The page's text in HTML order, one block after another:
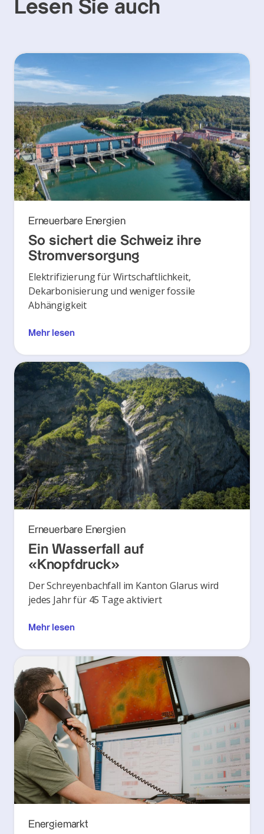
Lesen Sie auch
Erneuerbare Energien
So sichert die Schweiz ihre
Stromversorgung
Elektrifizierung für Wirtschaftlichkeit,
Dekarbonisierung und weniger fossile
Abhängigkeit
Mehr lesen
Erneuerbare Energien
Ein Wasserfall auf
«Knopfdruck»
Der Schreyenbachfall im Kanton Glarus wird
jedes Jahr für 45 Tage aktiviert
Mehr lesen
Energiemarkt